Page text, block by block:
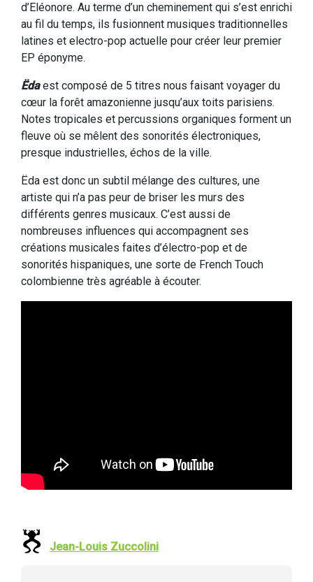
d’Eléonore. Au terme d’un cheminement qui s’est enrichi
au fil du temps, ils fusionnent musiques traditionnelles
latines et electro-pop actuelle pour créer leur premier
EP éponyme.
Ëdaest composé de 5 titres nous faisant voyager du
cœur la forêt amazonienne jusqu’aux toits parisiens.
Notes tropicales et percussions organiques forment un
fleuve où se mêlent des sonorités électroniques,
presque industrielles, échos de la ville.
Ëda est donc un subtil mélange des cultures, une
artiste qui n’a pas peur de briser les murs des
différents genres musicaux. C’est aussi de
nombreuses influences qui accompagnent ses
créations musicales faites d’électro-pop et de
sonorités hispaniques, une sorte de French Touch
colombienne très agréable à écouter.
Jean-Louis Zuccolini